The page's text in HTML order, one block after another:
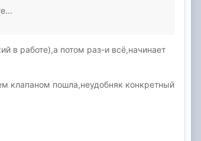
в работе),а потом раз-и всё,начинает
клапаном пошла,неудобняк конкретный